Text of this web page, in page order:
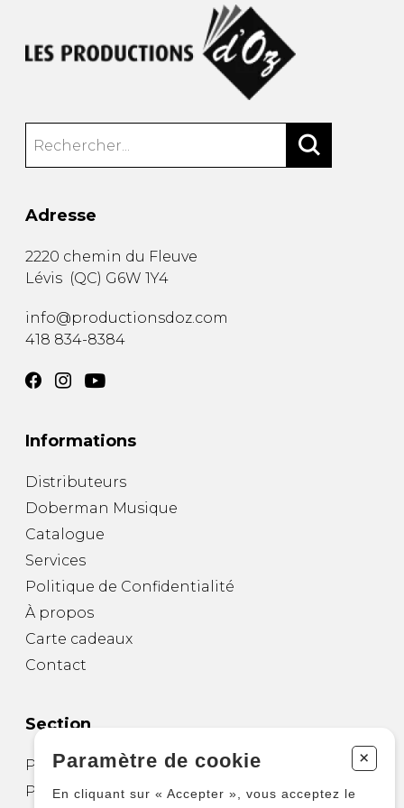
Adresse
2220 chemin du Fleuve
Lévis (QC) G6W 1Y4
info@productionsdoz.com
418 834-8384
Informations
Distributeurs
Doberman Musique
Catalogue
Services
Politique de Confidentialité
À propos
Carte cadeaux
Contact
Section
Partitions pour guitare
Partitions pour autres instruments
Paramètre de cookie +
En cliquant sur « Accepter », vous acceptez le